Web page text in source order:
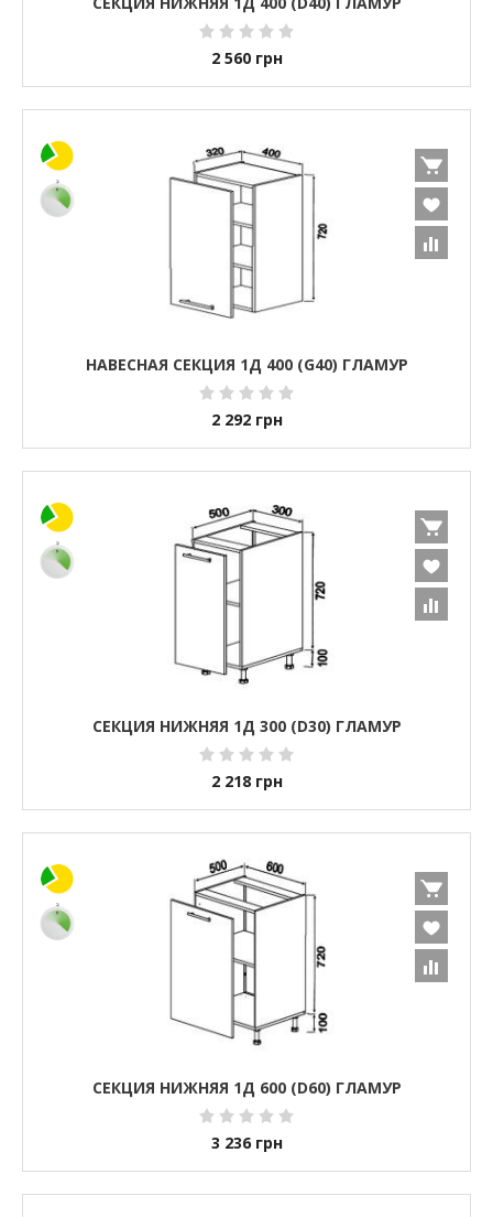
2 560 грн
НАВЕСНАЯ СЕКЦИЯ 1Д 400 (G40) ГЛАМУР
2 292 грн
СЕКЦИЯ НИЖНЯЯ 1Д 300 (D30) ГЛАМУР
2 218 грн
СЕКЦИЯ НИЖНЯЯ 1Д 600 (D60) ГЛАМУР
3 236 грн